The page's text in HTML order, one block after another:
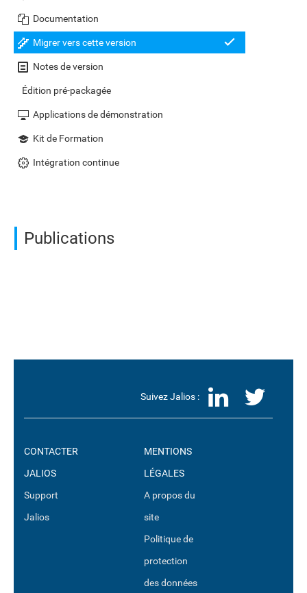
Documentation
Migrer vers cette version
Notes de version
Édition pré-packagée
Applications de démonstration
Kit de Formation
Intégration continue
Publications
Suivez Jalios :
CONTACTER
JALIOS
Support
Jalios
MENTIONS
LÉGALES
A propos du
site
Politique de
protection
des données